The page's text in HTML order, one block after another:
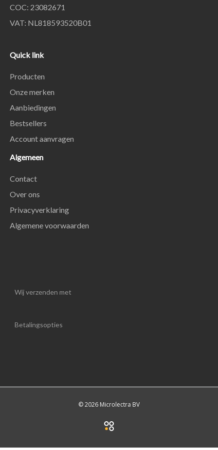
COC: 23082671
VAT: NL818593520B01
Quick link
Producten
Onze merken
Aanbiedingen
Bestsellers
Account aanvragen
Algemeen
Contact
Over ons
Privacyverklaring
Algemene voorwaarden
Wij verzenden met
Betalingsopties
© 2026 Microlectra BV